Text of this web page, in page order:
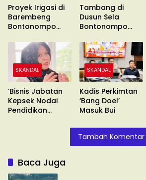
Proyek Irigasi di
Barembeng
Bontonompo
Tambang di
Dusun Sela
Bontonompo
SKANDAL
‘Bisnis Jabatan
Kepsek Nodai
Pendidikan
SKANDAL
Kadis Perkimtan
‘Bang Doel’
Masuk Bui
Tambah Komentar
Baca Juga